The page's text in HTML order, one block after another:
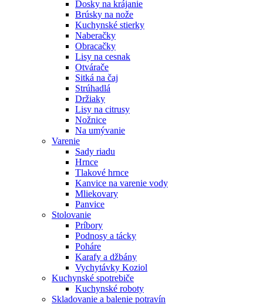
Dosky na krájanie
Brúsky na nože
Kuchynské stierky
Naberačky
Obracačky
Lisy na cesnak
Otvárače
Sitká na čaj
Strúhadlá
Držiaky
Lisy na citrusy
Nožnice
Na umývanie
Varenie
Sady riadu
Hrnce
Tlakové hrnce
Kanvice na varenie vody
Mliekovary
Panvice
Stolovanie
Príbory
Podnosy a tácky
Poháre
Karafy a džbány
Vychytávky Koziol
Kuchynské spotrebiče
Kuchynské roboty
Skladovanie a balenie potravín